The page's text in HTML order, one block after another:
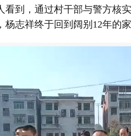
看到，通过村干部与警方核
志祥终于回到阔别12年的家